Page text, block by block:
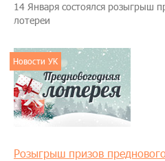
14 Января состоялся розыгрыш
лотереи
Новости УК
Розыгрыш призов